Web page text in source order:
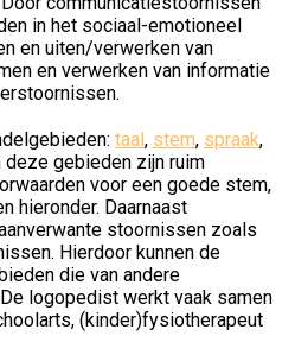
in het sociaal-emotioneel
en uiten/verwerken van
en verwerken van informatie
taal, stem, spraak,
deze gebieden zijn ruim
voor een goede stem,
hieronder. Daarnaast
stoornissen zoals
Hierdoor kunnen de
die van andere
logopedist werkt vaak samen
(kinder)fysiotherapeut